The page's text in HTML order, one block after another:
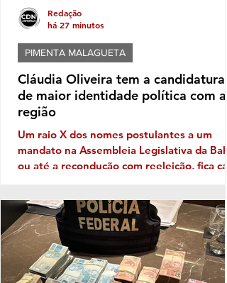
Cláudia Oliveira tem a candidatura
de maior identidade política com a
região
Um raio X dos nomes postulantes a um
mandato na Assembleia Legislativa da
ou até a recondução com reeleição, fica
Identidade com o eleitor de cada região.
território da Costa do Descobrimento, com
abrangência na Costa das Baleias, ou seja,
no grande Extremo Sul baiano, entre as
tantas candidaturas para ocupar uma vaga
de deputado (a) nas eleições de outubro
PIMENTA MALAGUETA
Redação
há 27 minutos